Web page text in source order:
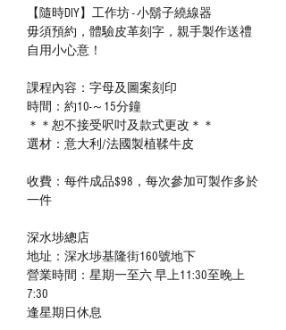
【隨時DIY】工作坊 - 小鬍子繞線器
毋須預約，體驗皮革刻字，親手製作送禮
自用小心意！
課程內容：字母及圖案刻印
時間：約10-～15分鐘
＊＊恕不接受呎吋及款式更改＊＊
選材：意大利/法國製植鞣牛皮
收費：每件成品$98，每次參加可製作多於
一件
深水埗總店
地址：深水埗基隆街160號地下
營業時間：星期一至六 早上11:30至晚上
7:30
逢星期日休息